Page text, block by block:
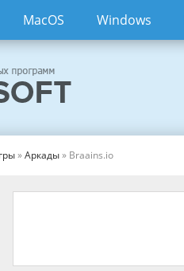
MacOS Windows
»Аркады» Braains.io